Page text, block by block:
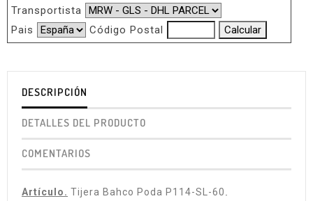
Transportista
Pais
Código Postal
DESCRIPCIÓN
DETALLES DEL PRODUCTO
COMENTARIOS
Artículo. Tijera Bahco Poda P114-SL-60